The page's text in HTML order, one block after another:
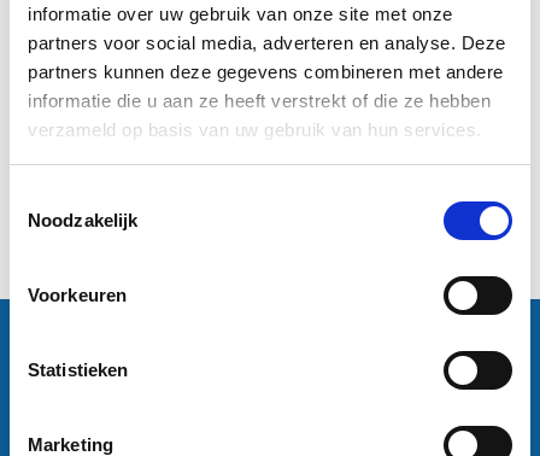
informatie over uw gebruik van onze site met onze
partners voor social media, adverteren en analyse. Deze
partners kunnen deze gegevens combineren met andere
informatie die u aan ze heeft verstrekt of die ze hebben
verzameld op basis van uw gebruik van hun services.
Noodzakelijk
Voorkeuren
Statistieken
Marketing
A0 bouwtekening (118,9 x
84,1 cm)
€4,95
1
Sneleenposter.nl
info@sneleenposter.nl